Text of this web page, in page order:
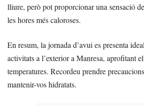
lliure, però pot proporcionar una sensació
les hores més caloroses.
En resum, la jornada d’avui es presenta
activitats a l’exterior a Manresa, aprofitant
temperatures. Recordeu prendre
mantenir-vos hidratats.